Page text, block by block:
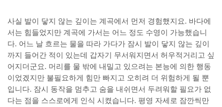
사실 발이 닿지 않는 깊이는 계곡에서 먼저 경험했지요. 바다에
서는 힘들었지만 계곡에 가서는 어느 정도 수영이 가능했습니
다. 어느 날 흐르는 물을 따라 가다가 잠시 발이 닿지 않는 깊이
까지 들어간 적이 있는데 갑자기 무서워지면서 허우적거리고 싶
어지더군요. 머리를 물 밖에 내밀고 있으려는 본능에 의한 행동
이었겠지만 불필요하게 힘만 빠지고 오히려 더 위험하게 될 뿐
입니다. 잠시 동작을 멈추고 숨을 내쉬면서 두려워할 필요가 없
다는 점을 스스로에게 인식 시켰습니다. 평영 자세로 잠깐씩만